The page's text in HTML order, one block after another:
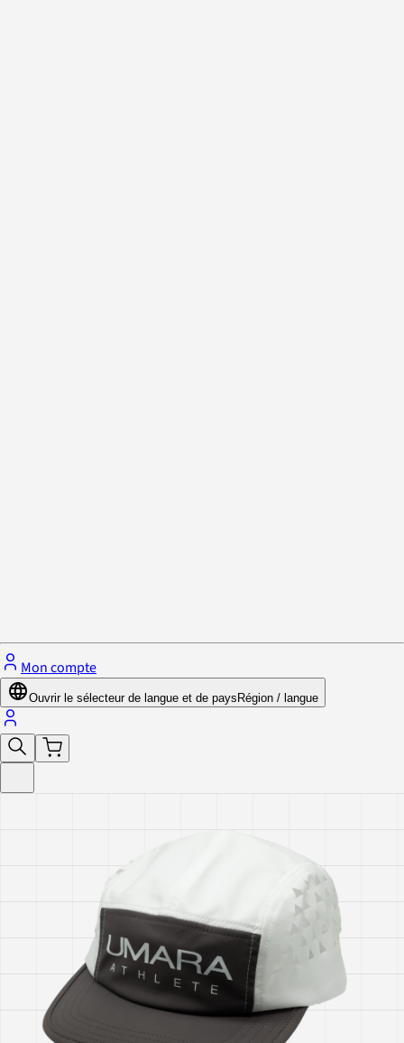
Mon compte
Ouvrir le sélecteur de langue et de pays Région / langue